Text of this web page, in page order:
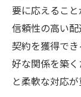
要に応えること
信頼性の高い
契約を獲得で
好な関係を築
と柔軟な対応が